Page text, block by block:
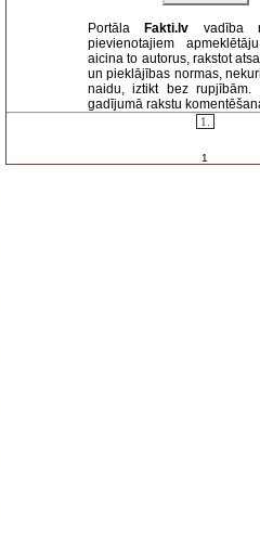
Portāla Fakti.lv vadība
pievienotajiem
aicina to autorus, rakstot
un pieklājības normas,
naidu, iztikt bez rupjībām.
gadījumā rakstu
1.
1